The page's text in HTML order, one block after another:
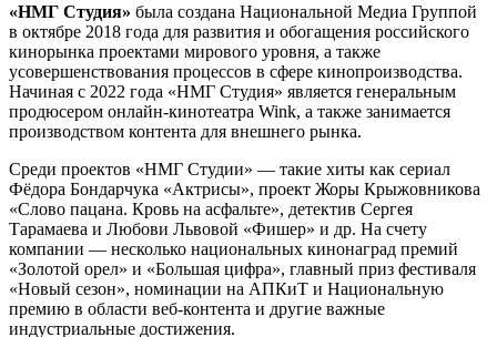
«НМГ Студия» была создана Национальной Медиа Группой
в октябре 2018 года для развития и обогащения российского
кинорынка проектами мирового уровня, а также
усовершенствования процессов в сфере кинопроизводства.
Начиная с 2022 года «НМГ Студия» является генеральным
продюсером онлайн-кинотеатра Wink, а также занимается
производством контента для внешнего рынка.
Среди проектов «НМГ Студии» — такие хиты как сериал
Фёдора Бондарчука «Актрисы», проект Жоры Крыжовникова
«Слово пацана. Кровь на асфальте», детектив Сергея
Тарамаева и Любови Львовой «Фишер» и др. На счету
компании — несколько национальных кинонаград премий
«Золотой орел» и «Большая цифра», главный приз фестиваля
«Новый сезон», номинации на АПКиТ и Национальную
премию в области веб-контента и другие важные
индустриальные достижения.